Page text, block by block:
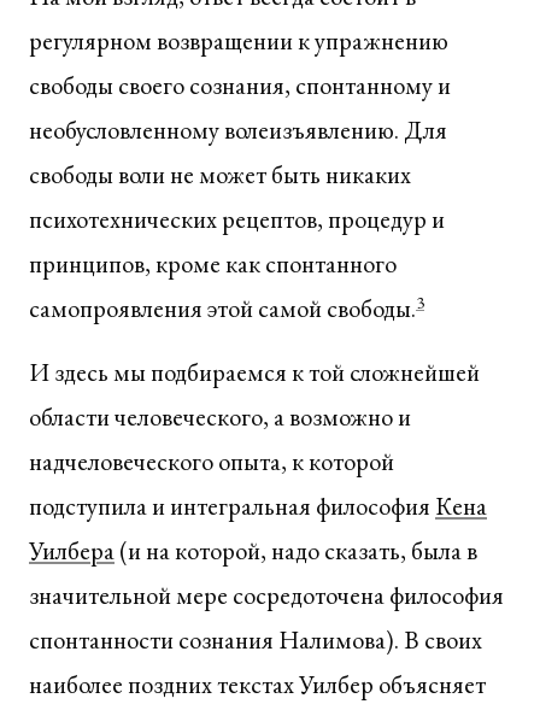
регулярном возвращении к упражнению
свободы своего сознания, спонтанному и
необусловленному волеизъявлению. Для
свободы воли не может быть никаких
психотехнических рецептов, процедур и
принципов, кроме как спонтанного
самопроявления этой самой свободы.3
И здесь мы подбираемся к той сложнейшей
области человеческого, а возможно и
надчеловеческого опыта, к которой
подступила и интегральная философия Кена
Уилбера(и на которой, надо сказать, была в
значительной мере сосредоточена философия
спонтанности сознания Налимова). В своих
наиболее поздних текстах Уилбер объясняет